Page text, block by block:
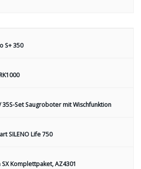
S+ 350
Set Saugroboter mit Wischfunktion
SILENO Life 750
Komplettpaket, AZ4301